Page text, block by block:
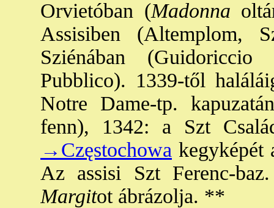
Orvietóban (Madonna
Assisiben (Altemplom,
Sziénában
Pubblico). 1339-től
Notre Dame-tp.
fenn), 1342: a Szt
→Częstochowa kegyképét
Az assisi Szt Ferenc-
Margitot ábrázolja. **